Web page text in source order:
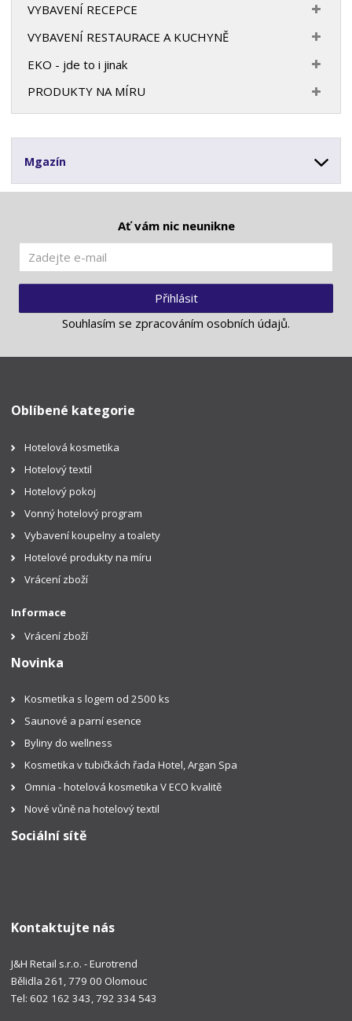
VYBAVENÍ RECEPCE
VYBAVENÍ RESTAURACE A KUCHYNĚ
EKO - jde to i jinak
PRODUKTY NA MÍRU
Mgazín
Ať vám nic neunikne
Přihlásit
Souhlasím se zpracováním osobních údajů.
Oblíbené kategorie
Hotelová kosmetika
Hotelový textil
Hotelový pokoj
Vonný hotelový program
Vybavení koupelny a toalety
Hotelové produkty na míru
Vrácení zboží
Informace
Vrácení zboží
Novinka
Kosmetika s logem od 2500 ks
Saunové a parní esence
Byliny do wellness
Kosmetika v tubičkách řada Hotel, Argan Spa
Omnia - hotelová kosmetika V ECO kvalitě
Nové vůně na hotelový textil
Sociální sítě
Kontaktujte nás
J&H Retail s.r.o. - Eurotrend
Bělidla 261, 779 00 Olomouc
Tel: 602 162 343, 792 334 543